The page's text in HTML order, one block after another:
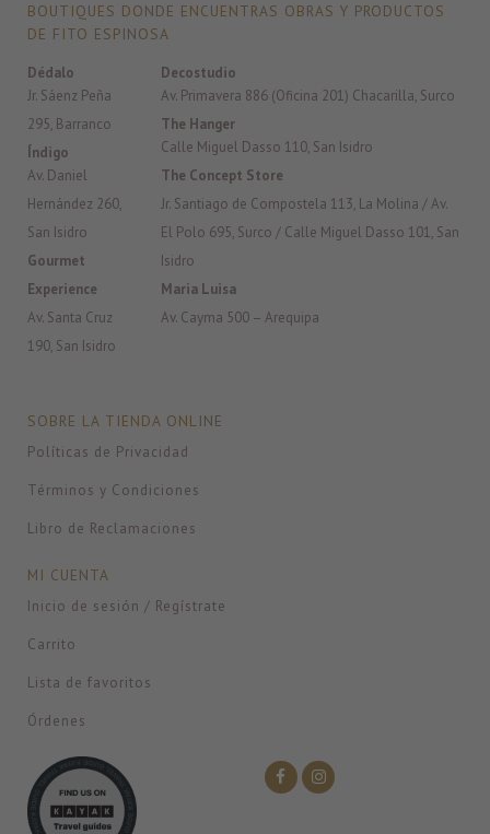
BOUTIQUES DONDE ENCUENTRAS OBRAS Y PRODUCTOS
DE FITO ESPINOSA
Dédalo
Jr. Sáenz Peña
295, Barranco
Índigo
Av. Daniel
Hernández 260,
San Isidro
Gourmet
Experience
Av. Santa Cruz
190, San Isidro
Decostudio
Av. Primavera 886 (Oficina 201) Chacarilla, Surco
The Hanger
Calle Miguel Dasso 110, San Isidro
The Concept Store
Jr. Santiago de Compostela 113, La Molina / Av.
El Polo 695, Surco / Calle Miguel Dasso 101, San
Isidro
Maria Luisa
Av. Cayma 500 – Arequipa
SOBRE LA TIENDA ONLINE
Políticas de Privacidad
Términos y Condiciones
Libro de Reclamaciones
MI CUENTA
Inicio de sesión / Regístrate
Carrito
Lista de favoritos
Órdenes